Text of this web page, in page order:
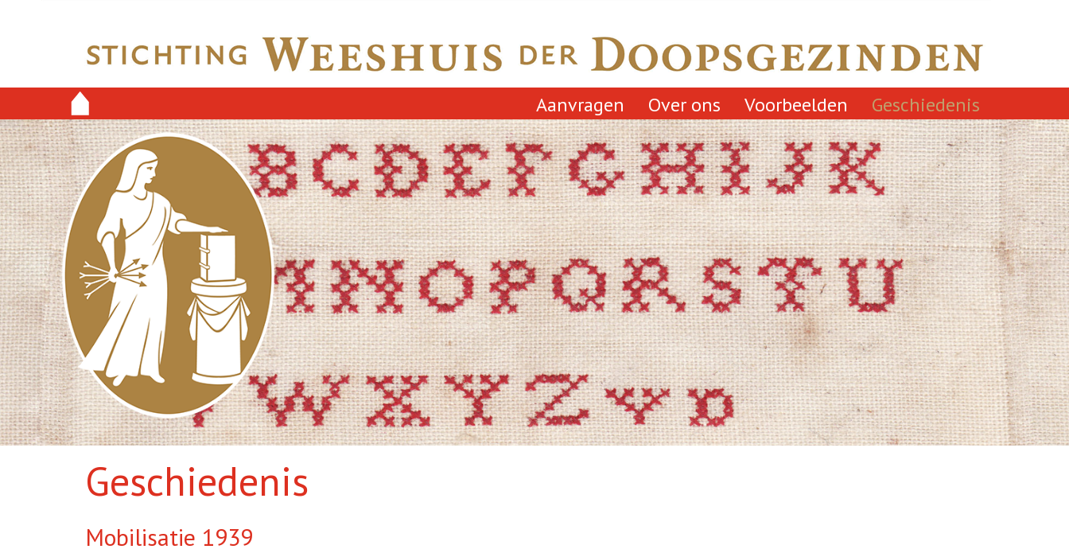
Aanvragen Over ons Voorbeelden Geschiedenis
Geschiedenis
Mobilisatie 1939